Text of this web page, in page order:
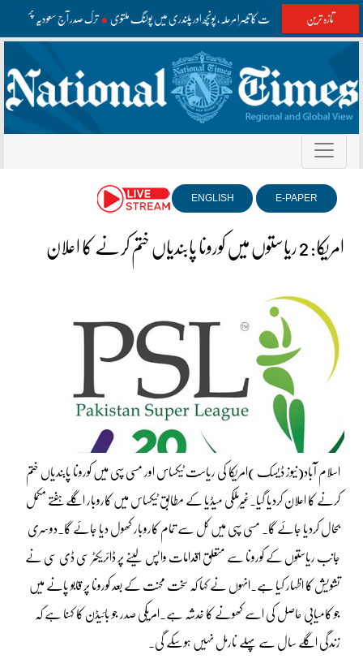
تازہ ترین آزاد کشمیر انتخابات کا تیسرا مرحلہ، پونچھ اور پلندری میں پولنگ ملتوی ترک صدر آج سعودیہ
E-PAPER
ENGLISH
امریکا: 2 ریاستوں میں کورونا پابندیاں ختم کرنے کا اعلان
اسلام آباد(نیوز ڈیسک )امریکا کی ریاست ٹیکساس اور مسی سپی میں کورونا پابندیاں ختم
کرنے کا اعلان کردیا گیا۔غیرملکی میڈیا کے مطابق ٹیکساس میں کاروبار اگلے ہفتے مکمل
بحال کردیا جائے گا۔ مسی سپی میں کل سے تمام کاروبار کھول دیا جائے گا۔دوسری
جانب ریاستوں کے کورونا سے متعلق اقدامات واپس لینے پر ڈائریکٹر سی ڈی سی نے
تشویش کا اظہار کیا ہے۔انہوں نے کہا کہ سخت محنت کے بعد کورونا پر قابو پانے میں
جو کامیابی حاصل کی اسے کھونے کا خدشہ ہے۔امریکی صدر جو بائیڈن کا کہنا ہے کہ
زندگی اگلے سال سے پہلے نارمل نہیں ہوسکے گی۔